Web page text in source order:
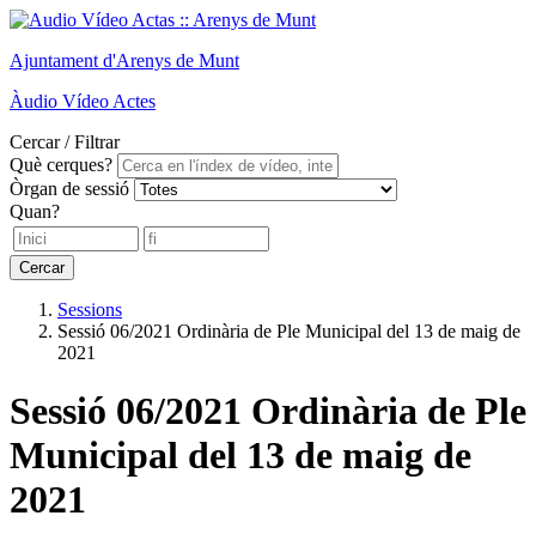
Ajuntament d'Arenys de Munt
Àudio Vídeo Actes
Cercar / Filtrar
Què cerques?
Òrgan de sessió
Quan?
Cercar
Sessions
Sessió 06/2021 Ordinària de Ple Municipal del 13 de maig de
2021
Sessió 06/2021 Ordinària de Ple
Municipal del 13 de maig de
2021